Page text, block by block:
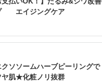
エイジングケア
ソソームハーブピーリングで
ヤ肌★化粧ノリ抜群